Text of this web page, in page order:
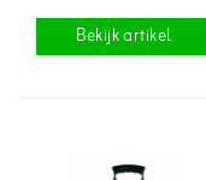
Bekijk artikel